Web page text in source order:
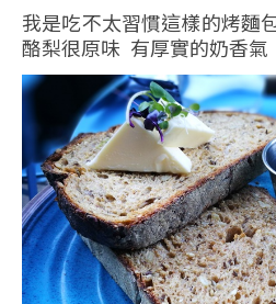
我是吃不太習慣這樣的烤
酪梨很原味 有厚實的奶香氣